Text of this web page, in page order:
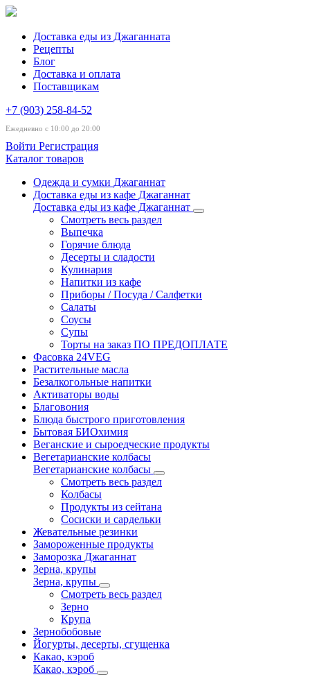
Доставка еды из Джаганната
Рецепты
Блог
Доставка и оплата
Поставщикам
+7 (903) 258-84-52
Ежедневно с 10:00 до 20:00
Войти Регистрация
Каталог товаров
Одежда и сумки Джаганнат
Доставка еды из кафе Джаганнат
Доставка еды из кафе Джаганнат
Смотреть весь раздел
Выпечка
Горячие блюда
Десерты и сладости
Кулинария
Напитки из кафе
Приборы / Посуда / Салфетки
Салаты
Соусы
Супы
Торты на заказ ПО ПРЕДОПЛАТЕ
Фасовка 24VEG
Растительные масла
Безалкогольные напитки
Активаторы воды
Благовония
Блюда быстрого приготовления
Бытовая БИОхимия
Веганские и сыроедческие продукты
Вегетарианские колбасы
Вегетарианские колбасы
Смотреть весь раздел
Колбасы
Продукты из сейтана
Сосиски и сардельки
Жевательные резинки
Замороженные продукты
Заморозка Джаганнат
Зерна, крупы
Зерна, крупы
Смотреть весь раздел
Зерно
Крупа
Зернобобовые
Йогурты, десерты, сгущенка
Какао, кэроб
Какао, кэроб